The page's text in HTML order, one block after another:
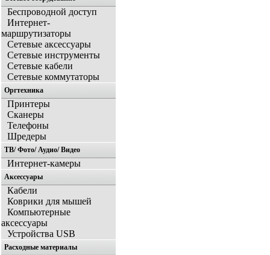
Беспроводной доступ
Интернет-
маршрутизаторы
Сетевые аксессуары
Сетевые инструменты
Сетевые кабели
Сетевые коммутаторы
Оргтехника
Принтеры
Сканеры
Телефоны
Шредеры
ТВ/ Фото/ Аудио/ Видео
Интернет-камеры
Аксессуары
Кабели
Коврики для мышей
Компьютерные
аксессуары
Устройства USB
Расходные материалы